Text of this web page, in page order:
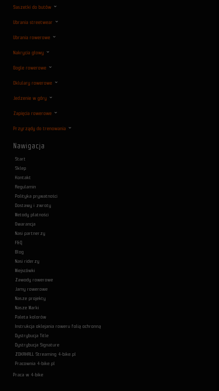
Saszetki do butów
Ubrania streetwear
Ubrania rowerowe
Nakrycia głowy
Gogle rowerowe
Oklulary rowerowe
Jedzenie w góry
Zapięcia rowerowe
Przyrządy do trenowania
Nawigacja
Start
Sklep
Kontakt
Regulamin
Polityka prywatności
Dostawy i zwroty
Metody płatności
Gwarancja
Nasi partnerzy
F&Q
Blog
Nasi riderzy
Miejscówki
Zawody rowerowe
Jamy rowerowe
Nasze projekty
Nasze Marki
Paleta kolorów
Instrukcja oklejania roweru folią ochronną
Dystrybucja Title
Dystrybucja Signature
ZOKAHALL Streaming 4-bike.pl
Pracownia 4-bike.pl
Praca w 4-bike